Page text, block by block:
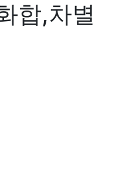
합,차별